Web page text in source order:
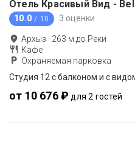
Отель Красивый Вид -
10.0 / 10 3 оценки
Архыз · 263 м до Реки
Кафе
Охраняемая парковка
Студия 12 с балконом и с
от 10 676 ₽ для 2 гостей